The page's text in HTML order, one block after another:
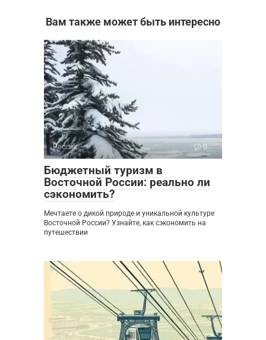
Вам также может быть интересно
Россия 0
Бюджетный туризм в
Восточной России: реально ли
сэкономить?
Мечтаете о дикой природе и уникальной культуре
Восточной России? Узнайте, как сэкономить на
путешествии